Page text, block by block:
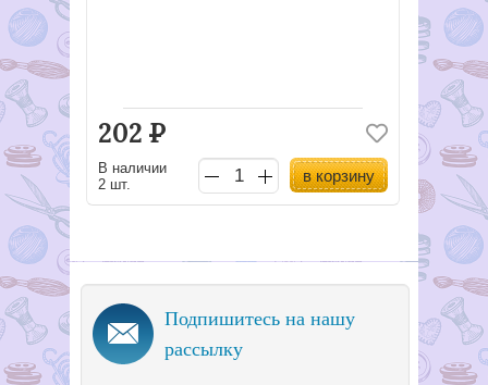
202 Р
В наличии
2 шт.
в корзину
Подпишитесь на нашу
рассылку